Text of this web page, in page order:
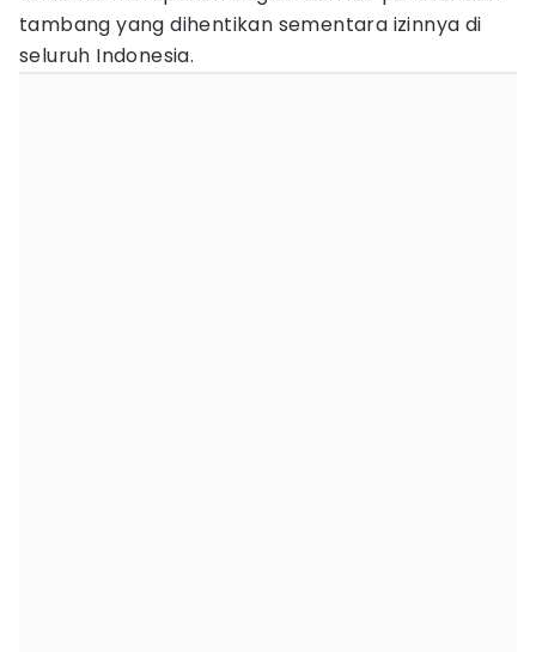
tambang yang dihentikan sementara izinnya di
seluruh Indonesia.